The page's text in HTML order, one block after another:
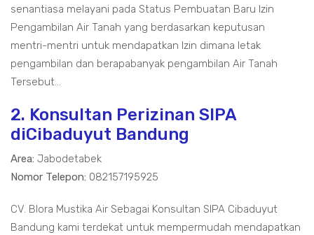
senantiasa melayani pada Status Pembuatan Baru Izin
Pengambilan Air Tanah yang berdasarkan keputusan
mentri-mentri untuk mendapatkan Izin dimana letak
pengambilan dan berapabanyak pengambilan Air Tanah
Tersebut...
2. Konsultan Perizinan SIPA
diCibaduyut Bandung
Area: Jabodetabek
Nomor Telepon: 082157195925
CV. Blora Mustika Air Sebagai Konsultan SIPA Cibaduyut
Bandung kami terdekat untuk mempermudah mendapatkan